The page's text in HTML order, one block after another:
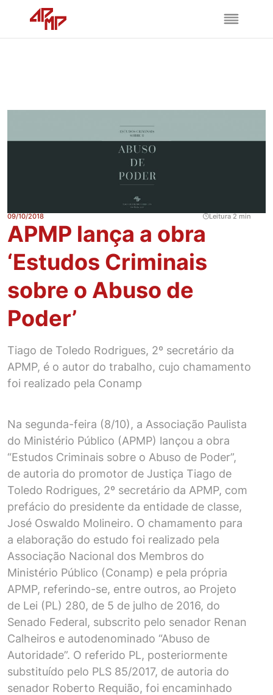
09/10/2018 Leitura 2 min
APMP lança a obra
‘Estudos Criminais
sobre o Abuso de
Poder’
Tiago de Toledo Rodrigues, 2º secretário da
APMP, é o autor do trabalho, cujo chamamento
foi realizado pela Conamp
Na segunda-feira (8/10), a Associação Paulista
do Ministério Público (APMP) lançou a obra
“Estudos Criminais sobre o Abuso de Poder”,
de autoria do promotor de Justiça Tiago de
Toledo Rodrigues, 2º secretário da APMP, com
prefácio do presidente da entidade de classe,
José Oswaldo Molineiro. O chamamento para
a elaboração do estudo foi realizado pela
Associação Nacional dos Membros do
Ministério Público (Conamp) e pela própria
APMP, referindo-se, entre outros, ao Projeto
de Lei (PL) 280, de 5 de julho de 2016, do
Senado Federal, subscrito pelo senador Renan
Calheiros e autodenominado “Abuso de
Autoridade”. O referido PL, posteriormente
substituído pelo PLS 85/2017, de autoria do
senador Roberto Requião, foi encaminhado